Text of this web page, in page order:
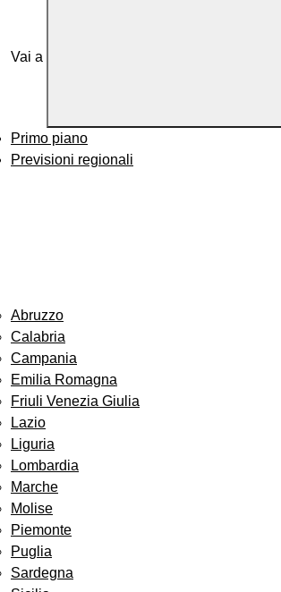
Vai a
Primo piano
Previsioni regionali
Abruzzo
Calabria
Campania
Emilia Romagna
Friuli Venezia Giulia
Lazio
Liguria
Lombardia
Marche
Molise
Piemonte
Puglia
Sardegna